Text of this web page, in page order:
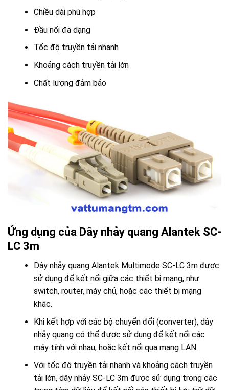
Chiều dài phù hợp
Đầu nối đa dạng
Tốc độ truyền tải nhanh
Khoảng cách truyền tải lớn
Chất lượng đảm bảo
Ứng dụng của Dây nhảy quang Alantek SC-
LC 3m
Dây nhảy quang Alantek Multimode SC-LC 3m được
sử dụng để kết nối giữa các thiết bị mạng, như
switch, router, máy chủ, hoặc các thiết bị mạng
khác.
Khi kết hợp với các bộ chuyển đổi (converter), dây
nhảy quang có thể được sử dụng để kết nối các
máy tính với nhau, hoặc kết nối qua mạng LAN.
Với tốc độ truyền tải nhanh và khoảng cách truyền
tải lớn, dây nhảy SC-LC 3m được sử dụng trong các